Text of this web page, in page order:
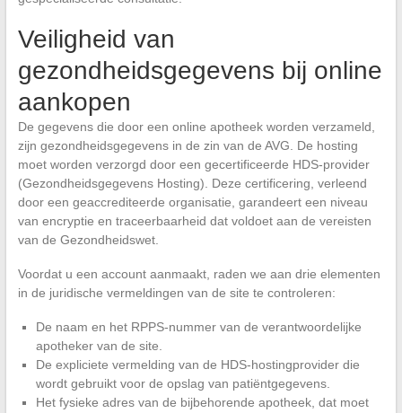
Veiligheid van
gezondheidsgegevens bij online
aankopen
De gegevens die door een online apotheek worden verzameld,
zijn gezondheidsgegevens in de zin van de AVG. De hosting
moet worden verzorgd door een gecertificeerde HDS-provider
(Gezondheidsgegevens Hosting). Deze certificering, verleend
door een geaccrediteerde organisatie, garandeert een niveau
van encryptie en traceerbaarheid dat voldoet aan de vereisten
van de Gezondheidswet.
Voordat u een account aanmaakt, raden we aan drie elementen
in de juridische vermeldingen van de site te controleren:
De naam en het RPPS-nummer van de verantwoordelijke
apotheker van de site.
De expliciete vermelding van de HDS-hostingprovider die
wordt gebruikt voor de opslag van patiëntgegevens.
Het fysieke adres van de bijbehorende apotheek, dat moet